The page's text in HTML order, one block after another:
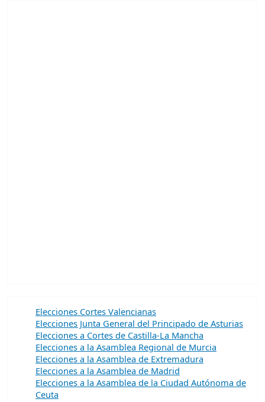
Elecciones Cortes Valencianas
Elecciones Junta General del Principado de Asturias
Elecciones a Cortes de Castilla-La Mancha
Elecciones a la Asamblea Regional de Murcia
Elecciones a la Asamblea de Extremadura
Elecciones a la Asamblea de Madrid
Elecciones a la Asamblea de la Ciudad Autónoma de
Ceuta